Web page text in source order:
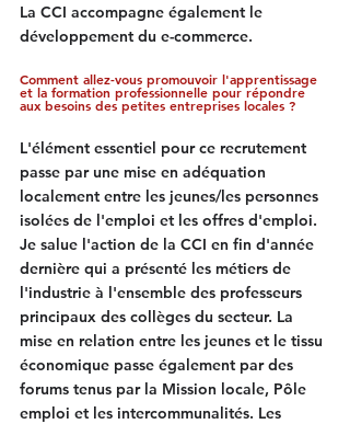
La CCI accompagne également le
développement du e-commerce.
Comment allez-vous promouvoir l'apprentissage
et la formation professionnelle pour répondre
aux besoins des petites entreprises locales ?
L'élément essentiel pour ce recrutement
passe par une mise en adéquation
localement entre les jeunes/les personnes
isolées de l'emploi et les offres d'emploi.
Je salue l'action de la CCI en fin d'année
dernière qui a présenté les métiers de
l'industrie à l'ensemble des professeurs
principaux des collèges du secteur. La
mise en relation entre les jeunes et le tissu
économique passe également par des
forums tenus par la Mission locale, Pôle
emploi et les intercommunalités. Les